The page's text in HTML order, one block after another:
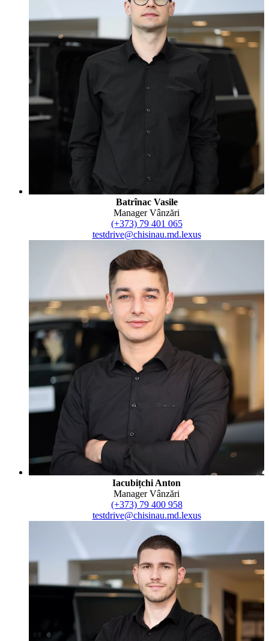
Batrînac Vasile
Manager Vânzări
(+373) 79 401 065
testdrive@chisinau.md.lexus
Iacubițchi Anton
Manager Vânzări
(+373) 79 400 958
testdrive@chisinau.md.lexus